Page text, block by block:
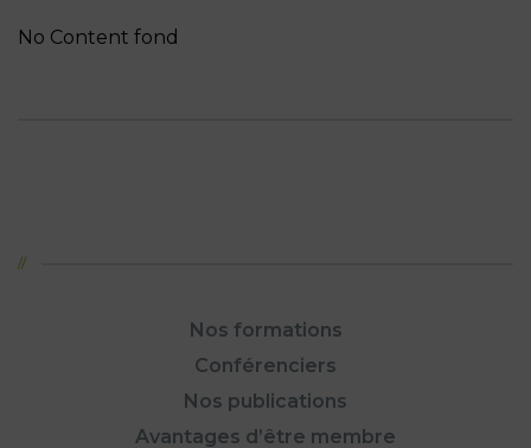
No Content fond
Nos formations
Conférenciers
Nos publications
Avantages d’être membre